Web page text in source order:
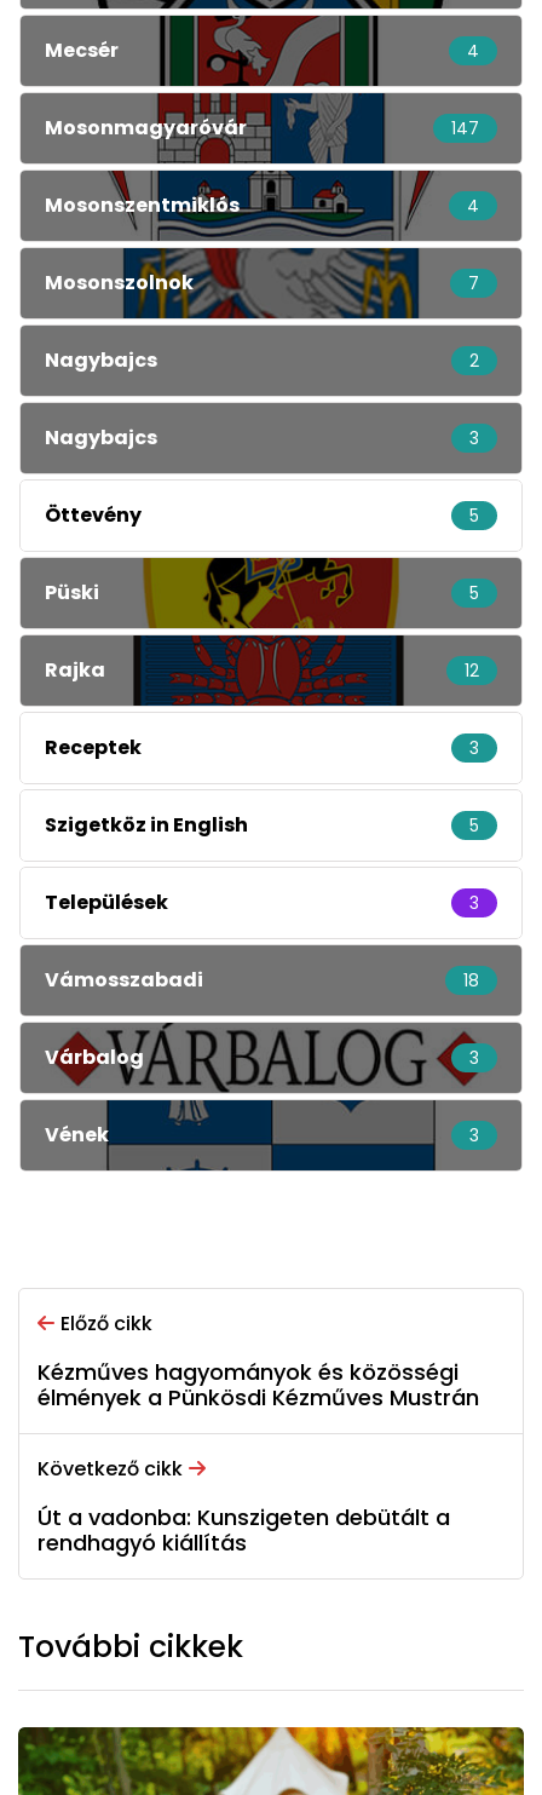
Mecsér 4
Mosonmagyaróvár 147
Mosonszentmiklós 4
Mosonszolnok 7
Nagybajcs 2
Nagybajcs 3
Öttevény 5
Püski 5
Rajka 12
Receptek 3
Szigetköz in English 5
Települések 3
Vámosszabadi 18
Várbalog 3
Vének 3
Előző cikk
Kézműves hagyományok és közösségi
élmények a Pünkösdi Kézműves Mustrán
Következő cikk
Út a vadonba: Kunszigeten debütált a
rendhagyó kiállítás
További cikkek